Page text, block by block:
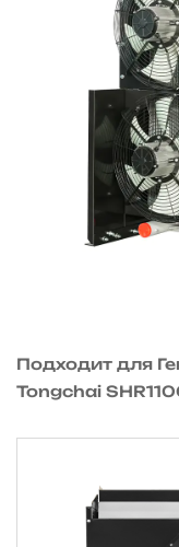
Подходит для
Tongchai